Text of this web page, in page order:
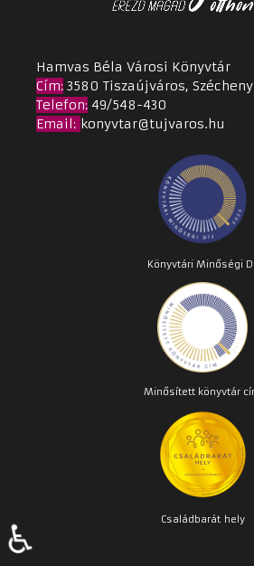
Hamvas Béla Városi Könyvtár
Cím: 3580 Tiszaújváros,
Telefon: 49/548-430
Email : konyvtar@tujvaros.hu
Könyvtári Minőségi
Minősített könyvtár
Családbarát hely